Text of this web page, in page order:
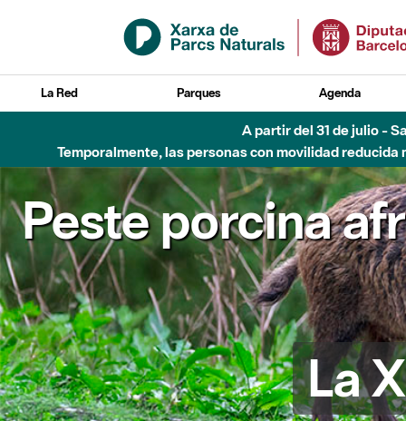
Saltar al contenido principal
La Red Parques Agenda
Hasta diciembre de 2026 - Parque Fluvial
Peste porcina
La